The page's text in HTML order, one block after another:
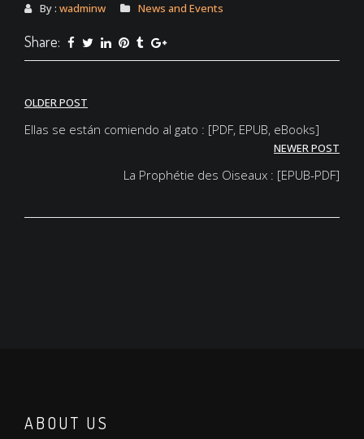
By : wadminw News and Events
Share:
Post
navigation
OLDER POST
Ellas se están comiendo al gato : [PDF, EPUB, eBooks]
NEWER POST
La Prophétie des Oiseaux : [EPUB-PDF]
ABOUT US